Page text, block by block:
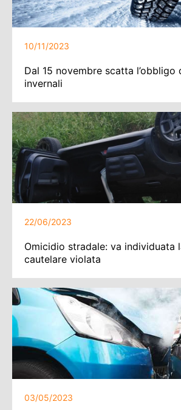
10/11/2023
Dal 15 novembre scatta l’obbligo
invernali
22/06/2023
Omicidio stradale: va individuata
cautelare violata
03/05/2023